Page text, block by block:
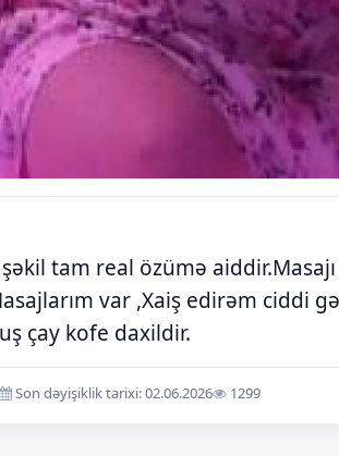
şəkil tam real özümə
var ,Xaiş edirəm ciddi
çay kofe daxildir.
Son dəyişiklik tarixi: 02.06.2026 1299